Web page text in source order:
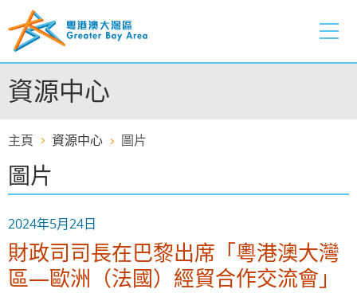
至
容
的
開
資源中心
主頁 資源中心 圖片
圖片
2024年5月24日
財政司司長在巴黎出席「粵港澳大灣
區—歐洲（法國）經貿合作交流會」